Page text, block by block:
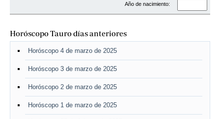
Año de nacimiento:
Horóscopo Tauro días anteriores
Horóscopo 4 de marzo de 2025
Horóscopo 3 de marzo de 2025
Horóscopo 2 de marzo de 2025
Horóscopo 1 de marzo de 2025